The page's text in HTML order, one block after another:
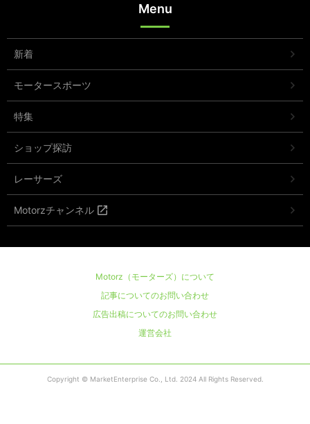
Menu
新着
モータースポーツ
特集
ショップ探訪
レーサーズ
Motorzチャンネル
Motorz（モーターズ）について
記事についてのお問い合わせ
広告出稿についてのお問い合わせ
運営会社
Copyright © MarketEnterprise Co., Ltd. 2024 All Rights Reserved.